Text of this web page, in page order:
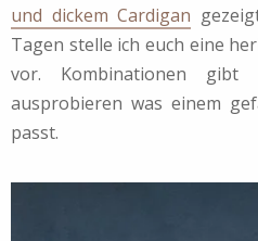
und dickem Cardigan
Tagen stelle ich euch eine
vor. Kombinationen
ausprobieren was einem
passt.